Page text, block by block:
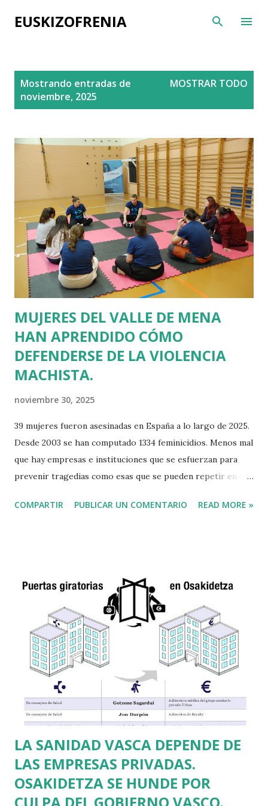
Ir al contenido principal
EUSKIZOFRENIA
Mostrando entradas de
noviembre, 2025
MOSTRAR TODO
MUJERES DEL VALLE DE MENA
HAN APRENDIDO CÓMO
DEFENDERSE DE LA VIOLENCIA
MACHISTA.
noviembre 30, 2025
39 mujeres fueron asesinadas en España a lo largo de 2025.
Desde 2003 se han computado 1334 feminicidios. Menos mal
que hay empresas e instituciones que se esfuerzan para
prevenir tragedias como esas que se pueden repetir en el
(Burgos) y la empresa Addendo organizaron en el
la Violencia contra las Mujeres. Era gratuito para las
asistentes y estaba dirigido a mujeres a partir de 16 años
aunque también se pudieron inscribir niñas de 12 a 15 años
acompañadas por su madre o tutora. En este seminario se
facilitaron conocimientos básicos sobre medidas de
prevención y autoprotección contra la violencia de género.
También se enseñaron habilidades técnicas de defensa
personal femenina encaminadas a resolver situaciones de
agresiones reales. Igualmente se incrementó e...
COMPARTIR PUBLICAR UN COMENTARIO READ MORE »
LA SANIDAD VASCA DEPENDE DE
LAS EMPRESAS PRIVADAS.
OSAKIDETZA SE HUNDE POR